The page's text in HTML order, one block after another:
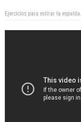
Ejercicios para estirar la espalda.